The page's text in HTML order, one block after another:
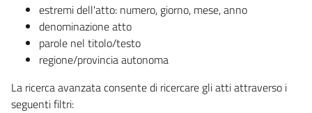
estremi dell'atto: numero, giorno, mese, anno
denominazione atto
parole nel titolo/testo
regione/provincia autonoma
La ricerca avanzata consente di ricercare gli atti attraverso i
seguenti filtri: